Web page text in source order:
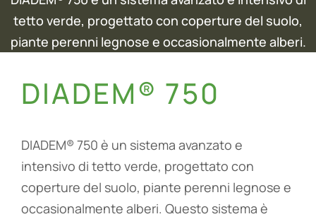
tetto verde, progettato con coperture del suolo,
piante perenni legnose e occasionalmente alberi.
DIADEM® 750
DIADEM® 750 è un sistema avanzato e
intensivo di tetto verde, progettato con
coperture del suolo, piante perenni legnose e
occasionalmente alberi. Questo sistema è